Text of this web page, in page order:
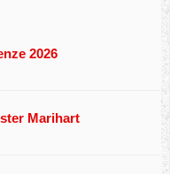
2026
Marihart